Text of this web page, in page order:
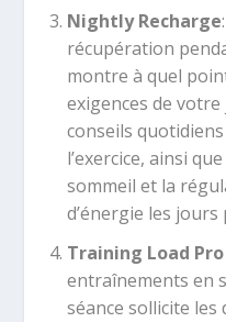
Nightly Recharge
récupération
montre à quel
exigences de
conseils
l’exercice, ainsi
sommeil et la
d’énergie les
Training Load Pro
entraînements en
séance sollicite